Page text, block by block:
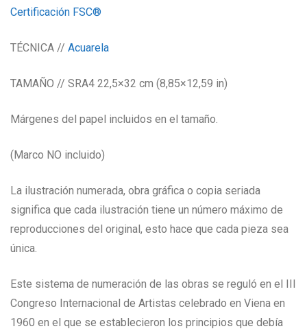
Certificación FSC®
TÉCNICA // Acuarela
TAMAÑO // SRA4 22,5×32 cm (8,85×12,59 in)
Márgenes del papel incluidos en el tamaño.
(Marco NO incluido)
La ilustración numerada, obra gráfica o copia seriada
significa que cada ilustración tiene un número máximo de
reproducciones del original, esto hace que cada pieza sea
única.
Este sistema de numeración de las obras se reguló en el III
Congreso Internacional de Artistas celebrado en Viena en
1960 en el que se establecieron los principios que debía